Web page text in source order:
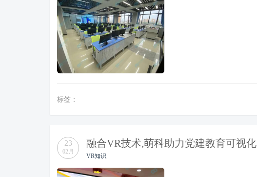
标签：
23
02月
融合VR技术,萌科助力党建教育可视化
VR知识